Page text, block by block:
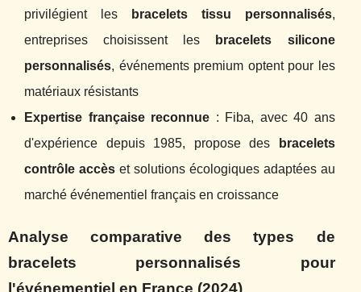
privilégient les
bracelets tissu personnalisés,
entreprises choisissent les
bracelets silicone
personnalisés, événements premium optent pour les
matériaux résistants
Expertise française reconnue : Fiba, avec 40 ans
d'expérience depuis 1985, propose des
bracelets
contrôle accèset solutions écologiques adaptées au
marché événementiel français en croissance
Analyse comparative des types de
bracelets personnalisés pour
l'événementiel en France (2024)